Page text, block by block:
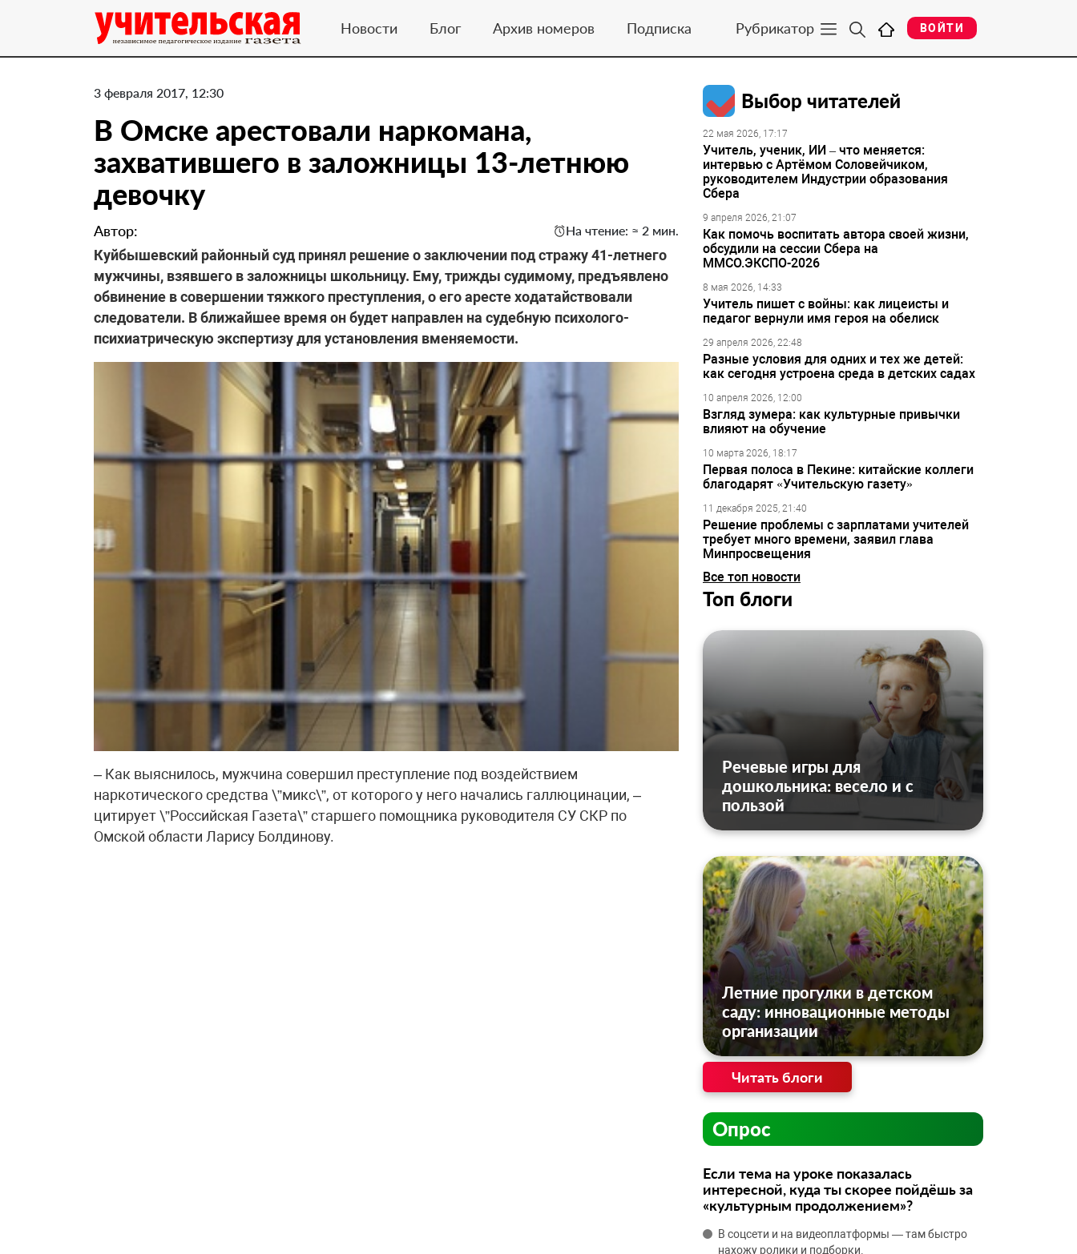
Новости Блог Архив номеров Подписка Рубрикатор ВОЙТИ
3 февраля 2017, 12:30
В Омске арестовали наркомана,
захватившего в заложницы 13-летнюю
девочку
Автор: На чтение: ≈ 2 мин.
Куйбышевский районный суд принял решение о заключении под стражу 41-летнего
мужчины, взявшего в заложницы школьницу. Ему, трижды судимому, предъявлено
обвинение в совершении тяжкого преступления, о его аресте ходатайствовали
следователи. В ближайшее время он будет ​направлен на судебную психолого-
психиатрическую экспертизу для установления вменяемости.
– Как выяснилось, мужчина совершил преступление под воздействием
наркотического средства \”микс\”, от которого у него начались галлюцинации, –
цитирует \”Российская Газета\” старшего помощника руководителя СУ СКР по
Омской области Ларису Болдинову.
Выбор читателей
22 мая 2026, 17:17
Учитель, ученик, ИИ – что меняется:
интервью с Артёмом Соловейчиком,
руководителем Индустрии образования
Сбера
9 апреля 2026, 21:07
Как помочь воспитать автора своей жизни,
обсудили на сессии Сбера на
ММСО.ЭКСПО-2026
8 мая 2026, 14:33
Учитель пишет с войны: как лицеисты и
педагог вернули имя героя на обелиск
29 апреля 2026, 22:48
Разные условия для одних и тех же детей:
как сегодня устроена среда в детских садах
10 апреля 2026, 12:00
Взгляд зумера: как культурные привычки
влияют на обучение
10 марта 2026, 18:17
Первая полоса в Пекине: китайские коллеги
благодарят «Учительскую газету»
11 декабря 2025, 21:40
Решение проблемы с зарплатами учителей
требует много времени, заявил глава
Минпросвещения
Все топ новости
Топ блоги
Речевые игры для
дошкольника: весело и с
пользой
Летние прогулки в детском
саду: инновационные методы
организации
Читать блоги
Опрос
Если тема на уроке показалась
интересной, куда ты скорее пойдёшь за
«культурным продолжением»?
В соцсети и на видеоплатформы — там быстро
нахожу ролики и подборки.